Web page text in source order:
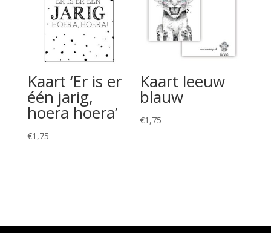
Kaart ‘Er is er
één jarig,
hoera hoera’
€1,75
Kaart leeuw
blauw
€1,75